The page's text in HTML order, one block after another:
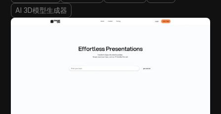
AI 3D模型生成器